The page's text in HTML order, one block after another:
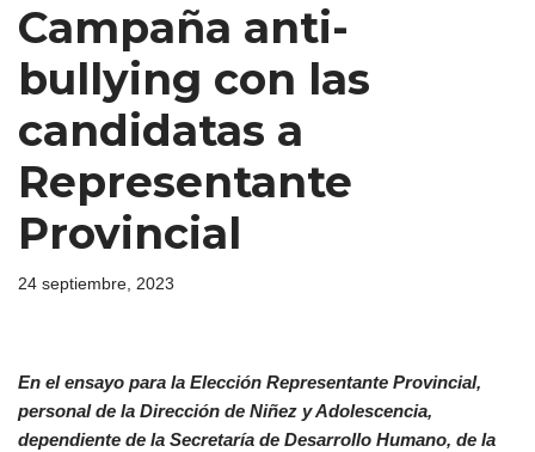
Campaña anti-
bullying con las
candidatas a
Representante
Provincial
24 septiembre, 2023
En el ensayo para la Elección Representante Provincial,
personal de la Dirección de Niñez y Adolescencia,
dependiente de la Secretaría de Desarrollo Humano, de la